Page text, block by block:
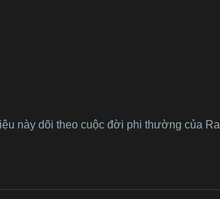
này dõi theo cuộc đời phi thường của